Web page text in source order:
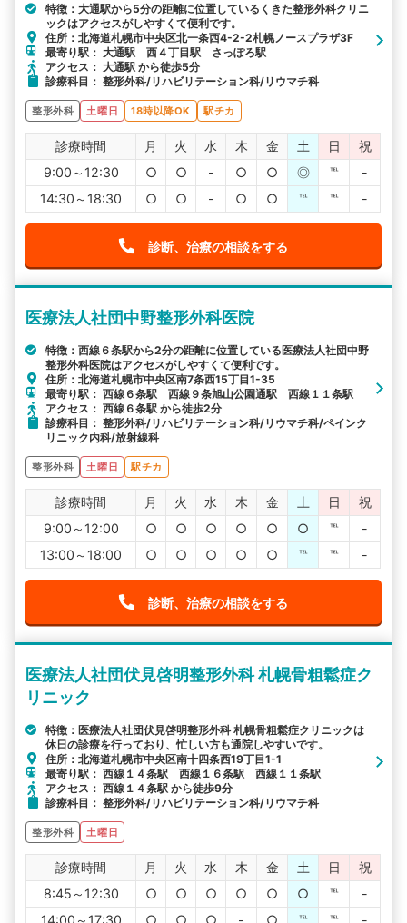
特徴：大通駅から5分の距離に位置しているくきた整形外科クリニ
ックはアクセスがしやすくて便利です。
住所：北海道札幌市中央区北一条西4-2-2札幌ノースプラザ3F
最寄り駅： 大通駅 西４丁目駅 さっぽろ駅
アクセス： 大通駅 から徒歩5分
診療科目： 整形外科/リハビリテーション科/リウマチ科
整形外科 土曜日 18時以降OK 駅チカ
診療時間 月 火 水 木 金 土 日
祝
9:00～12:30
○ ○ - ○ ○ ◎ ℡
-
14:30～18:30
○ ○ - ○ ○ ℡ ℡ -
診断、治療の相談をする
医療法人社団中野整形外科医院
特徴：西線６条駅から2分の距離に位置している医療法人社団中野
整形外科医院はアクセスがしやすくて便利です。
住所：北海道札幌市中央区南7条西15丁目1-35
最寄り駅： 西線６条駅 西線９条旭山公園通駅 西線１１条駅
アクセス： 西線６条駅 から徒歩2分
診療科目： 整形外科/リハビリテーション科/リウマチ科/ペインク
リニック内科/放射線科
整形外科 土曜日 駅チカ
診療時間 月 火 水 木 金 土 日
祝
9:00～12:00
○ ○ ○ ○ ○ ○ ℡
-
13:00～18:00
○ ○ ○ ○ ○ ℡ ℡ -
診断、治療の相談をする
医療法人社団伏見啓明整形外科 札幌骨粗鬆症ク
リニック
特徴：医療法人社団伏見啓明整形外科 札幌骨粗鬆症クリニックは
休日の診療を行っており、忙しい方も通院しやすいです。
住所：北海道札幌市中央区南十四条西19丁目1-1
最寄り駅： 西線１４条駅 西線１６条駅 西線１１条駅
アクセス： 西線１４条駅 から徒歩9分
診療科目： 整形外科/リハビリテーション科/リウマチ科
整形外科 土曜日
診療時間 月 火 水 木 金 土 日
祝
8:45～12:30
○ ○ ○ ○ ○ ○ ℡
-
14:00～17:30
○ ○ ○ - ○ ℡ ℡ -